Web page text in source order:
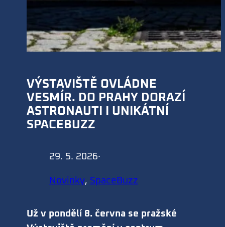
VÝSTAVIŠTĚ OVLÁDNE
VESMÍR. DO PRAHY DORAZÍ
ASTRONAUTI I UNIKÁTNÍ
SPACEBUZZ
29. 5. 2026·
Novinky, SpaceBuzz
Už v pondělí 8. června se pražské